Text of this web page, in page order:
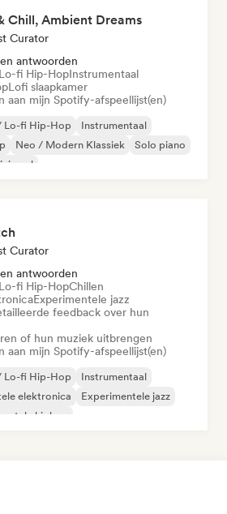
Chill, Ambient Dreams
Curator
antwoorden
fi Hip-HopInstrumentaal
Lofi slaapkamer
aan mijn Spotify-afspeellijst(en)
Lo-fi Hip-Hop
Instrumentaal
Neo / Modern Klassiek
Solo piano
Curator
antwoorden
fi Hip-HopChillen
Experimentele jazz
feedback over hun
of hun muziek uitbrengen
aan mijn Spotify-afspeellijst(en)
Lo-fi Hip-Hop
Instrumentaal
elektronica
Experimentele jazz
hiphop